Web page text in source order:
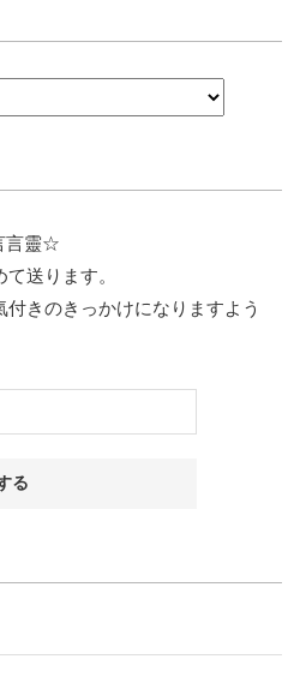
言靈☆
送ります。
きのきっかけになりますよう